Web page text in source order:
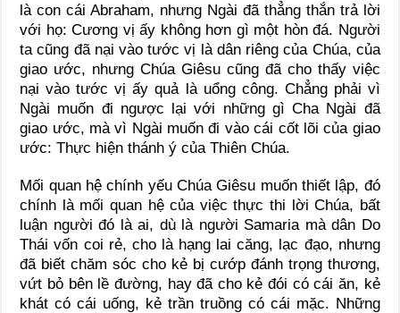
là con cái Abraham, nhưng Ngài đã thẳng thắn trả lời
với họ: Cương vị ấy không hơn gì một hòn đá. Người
ta cũng đã nại vào tước vị là dân riêng của Chúa, của
giao ước, nhưng Chúa Giêsu cũng đã cho thấy việc
nại vào tước vị ấy quả là uổng công. Chẳng phải vì
Ngài muốn đi ngược lại với những gì Cha Ngài đã
giao ước, mà vì Ngài muốn đi vào cái cốt lõi của giao
ước: Thực hiện thánh ý của Thiên Chúa.
Mối quan hệ chính yếu Chúa Giêsu muốn thiết lập, đó
chính là mối quan hệ của việc thực thi lời Chúa, bất
luận người đó là ai, dù là người Samaria mà dân Do
Thái vốn coi rẻ, cho là hạng lai căng, lạc đạo, nhưng
đã biết chăm sóc cho kẻ bị cướp đánh trọng thương,
vứt bỏ bên lề đường, hay đã cho kẻ đói có cái ăn, kẻ
khát có cái uống, kẻ trần truồng có cái mặc. Những